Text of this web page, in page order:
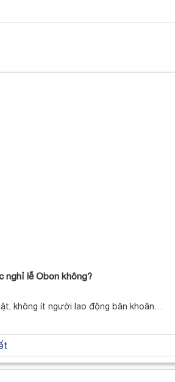
nghỉ lễ Obon không?
không ít người lao động băn khoăn…